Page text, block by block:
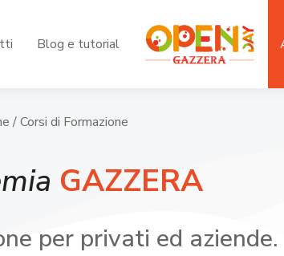
Blog e tutorial
/ Corsi di Formazione
GAZZERA
per privati ed aziende.